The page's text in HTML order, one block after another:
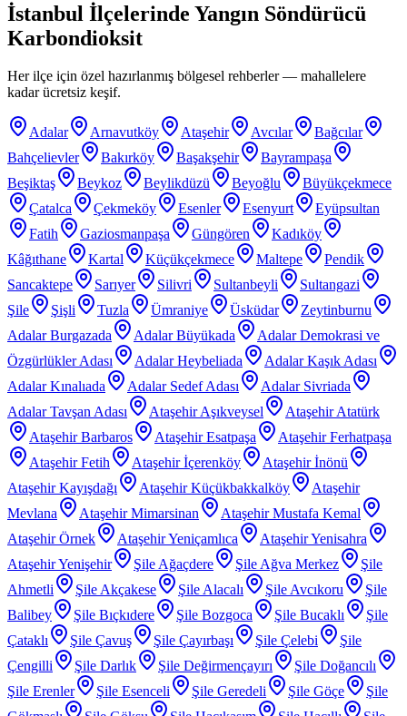
İstanbul İlçelerinde Yangın Söndürücü
Karbondioksit
Her ilçe için özel hazırlanmış bölgesel rehberler — mahallelere
kadar ücretsiz keşif.
Adalar Arnavutköy Ataşehir Avcılar
Bağcılar
Bahçelievler
Bakırköy Başakşehir
Bayrampaşa
Beşiktaş
Beykoz Beylikdüzü Beyoğlu
Büyükçekmece
Çatalca
Çekmeköy Esenler Esenyurt
Eyüpsultan
Fatih
Gaziosmanpaşa Güngören
Kadıköy
Kâğıthane
Kartal Küçükçekmece Maltepe
Pendik
Sancaktepe
Sarıyer Silivri Sultanbeyli
Sultangazi
Şile
Şişli Tuzla Ümraniye Üsküdar
Zeytinburnu
Adalar Burgazada
Adalar Büyükada
Adalar Demokrasi ve
Özgürlükler Adası
Adalar Heybeliada
Adalar Kaşık Adası
Adalar Kınalıada
Adalar Sedef Adası
Adalar Sivriada
Adalar Tavşan Adası
Ataşehir Aşıkveysel
Ataşehir Atatürk
Ataşehir Barbaros
Ataşehir Esatpaşa
Ataşehir Ferhatpaşa
Ataşehir Fetih
Ataşehir İçerenköy
Ataşehir İnönü
Ataşehir Kayışdağı
Ataşehir Küçükbakkalköy
Ataşehir
Mevlana
Ataşehir Mimarsinan
Ataşehir Mustafa Kemal
Ataşehir Örnek
Ataşehir Yeniçamlıca
Ataşehir Yenisahra
Ataşehir Yenişehir
Şile Ağaçdere Şile Ağva Merkez
Şile
Ahmetli
Şile Akçakese Şile Alacalı Şile Avcıkoru
Şile
Balibey
Şile Bıçkıdere Şile Bozgoca Şile Bucaklı
Şile
Çataklı
Şile Çavuş Şile Çayırbaşı Şile Çelebi
Şile
Çengilli
Şile Darlık Şile Değirmençayırı
Şile Doğancılı
Şile Erenler
Şile Esenceli Şile Geredeli Şile Göçe
Şile